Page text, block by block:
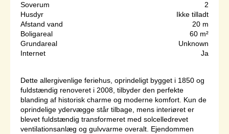
Soverum
2
Husdyr
Ikke tilladt
Afstand vand
20 m
Boligareal
60 m²
Grundareal
Unknown
Internet
Ja
Dette allergivenlige feriehus, oprindeligt bygget i 1850 og
fuldstændig renoveret i 2008, tilbyder den perfekte
blanding af historisk charme og moderne komfort. Kun de
oprindelige ydervægge står tilbage, mens interiøret er
blevet fuldstændig transformeret med solcelledrevet
ventilationsanlæg og gulvvarme overalt. Ejendommen